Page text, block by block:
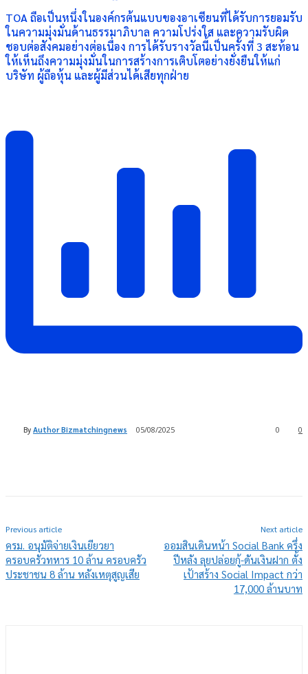
TOA ถือเป็นหนึ่งในองค์กรต้นแบบของอาเซียนที่ได้รับการยอมรับ
ในความมุ่งมั่นด้านธรรมาภิบาล ความโปร่งใส และความรับผิด
ชอบต่อสังคมอย่างต่อเนื่อง การได้รับรางวัลนี้เป็นครั้งที่ 3 สะท้อน
ให้เห็นถึงความมุ่งมั่นในการสร้างการเติบโตอย่างยั่งยืนให้แก่
บริษัท ผู้ถือหุ้น และผู้มีส่วนได้เสียทุกฝ่าย
By Author Bizmatchingnews 05/08/2025 0
0
Previous article
ครม. อนุมัติจ่ายเงินเยียวยา
ครอบครัวทหาร 10 ล้าน ครอบครัว
ประชาชน 8 ล้าน หลังเหตุสูญเสีย
Next article
ออมสินเดินหน้า Social Bank ครึ่ง
ปีหลัง ลุยปล่อยกู้-ดันเงินฝาก ตั้ง
เป้าสร้าง Social Impact กว่า
17,000 ล้านบาท